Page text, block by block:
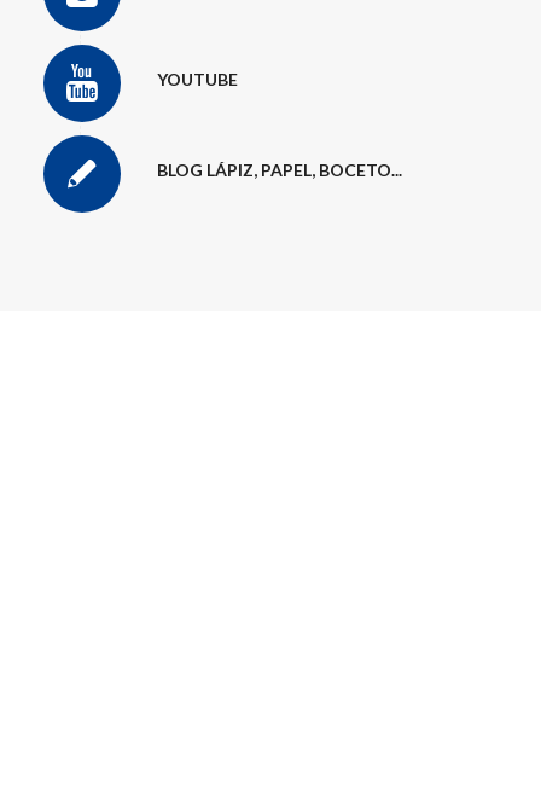
YOUTUBE
BLOG LÁPIZ, PAPEL, BOCETO...